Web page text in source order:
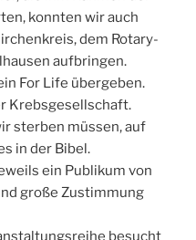
konnten wir auch
dem Rotary-
aufbringen.
For Life übergeben.
Krebsgesellschaft.
sterben müssen, auf
in der Bibel.
ein Publikum von
große Zustimmung
besucht